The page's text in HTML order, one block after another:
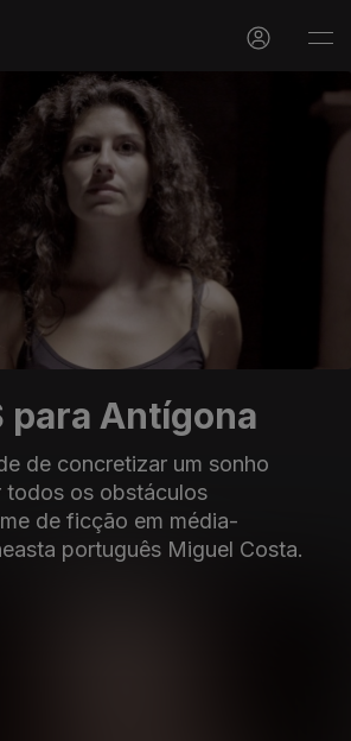
para Antígona
de concretizar um sonho
todos os obstáculos
de ficção em média-
português Miguel Costa.